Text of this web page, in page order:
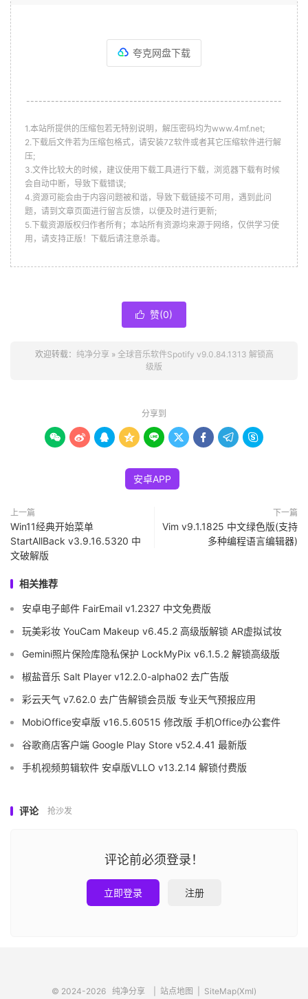
夸克网盘下载
--------------------------------------------------------------
1.本站所提供的压缩包若无特别说明，解压密码均为www.4mf.net;
2.下载后文件若为压缩包格式，请安装7Z软件或者其它压缩软件进行解
压;
3.文件比较大的时候，建议使用下载工具进行下载，浏览器下载有时候
会自动中断，导致下载错误;
4.资源可能会由于内容问题被和谐，导致下载链接不可用，遇到此问
题，请到文章页面进行留言反馈，以便及时进行更新;
5.下载资源版权归作者所有；本站所有资源均来源于网络，仅供学习使
用，请支持正版！下载后请注意杀毒。
 赞(0)
欢迎转载： 纯净分享 » 全球音乐软件Spotify v9.0.84.1313 解锁高
级版
分享到
        
安卓APP
上一篇
Win11经典开始菜单
StartAllBack v3.9.16.5320 中
文破解版
下一篇
Vim v9.1.1825 中文绿色版(支持
多种编程语言编辑器)
相关推荐
安卓电子邮件 FairEmail v1.2327 中文免费版
玩美彩妆 YouCam Makeup v6.45.2 高级版解锁 AR虚拟试妆
Gemini照片保险库隐私保护 LockMyPix v6.1.5.2 解锁高级版
椒盐音乐 Salt Player v12.2.0-alpha02 去广告版
彩云天气 v7.62.0 去广告解锁会员版 专业天气预报应用
MobiOffice安卓版 v16.5.60515 修改版 手机Office办公套件
谷歌商店客户端 Google Play Store v52.4.41 最新版
手机视频剪辑软件 安卓版VLLO v13.2.14 解锁付费版
评论 抢沙发
评论前必须登录！
立即登录 注册
© 2024-2026 纯净分享 站点地图
SiteMap(Xml)